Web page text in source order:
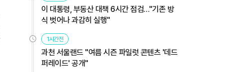
이 대통령, 부동산 대책 6시간 점검…"기존 방
식 벗어나 과감히 실행"
1시간전
과천 서울랜드 "여름 시즌 파일럿 콘텐츠 '데드
퍼레이드' 공개"